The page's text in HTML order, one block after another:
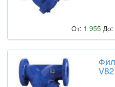
От: 1 955 До: